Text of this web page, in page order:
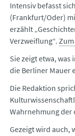
Intensiv befasst
(Frankfurt/Oder)
erzählt
Verzweiflung“.
Sie zeigt etwa, was
die Berliner Mauer
Die Redaktion
Wahrnehmung der
Gezeigt wird auch,